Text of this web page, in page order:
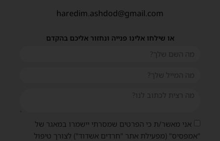
haredim.ashdod@gmail.com
או שילחו אלינו פנייה ונחזור אליכם בהקדם
אני מאשר/ת כי הפרטים שמסרתי יישמרו במאגר של
"אמפסיס" (מפעילת אתר "חרדים אשדוד") לצורך טיפול